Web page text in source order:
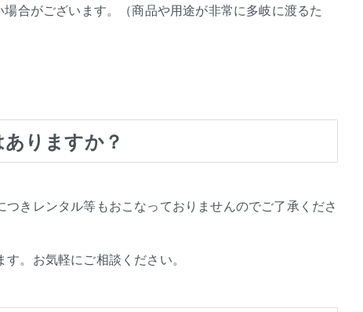
合がございます。（商品や用途が非常に多岐に渡るた
りますか？
きレンタル等もおこなっておりませんのでご了承くださ
。お気軽にご相談ください。